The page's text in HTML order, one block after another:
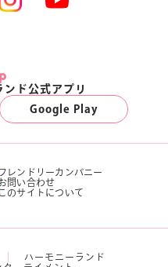
ド公式アプリ
Google Play
レンドリーカンパニー
問い合わせ
このサイトについて
ハーモニーランド